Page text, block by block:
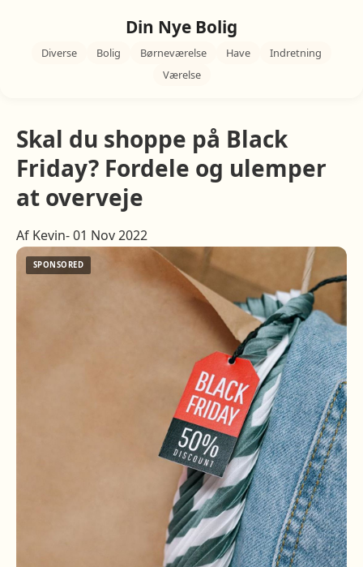
Din Nye Bolig
Diverse Bolig Børneværelse Have
Indretning
Værelse
Skal du shoppe på Black
Friday? Fordele og ulemper
at overveje
Af Kevin- 01 Nov 2022